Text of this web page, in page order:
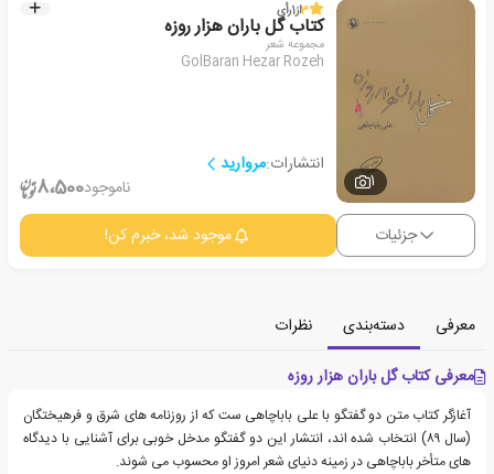
1
3از1رأی
کتاب گل باران هزار روزه
مجموعه شعر
GolBaran Hezar Rozeh
انتشارات:مروارید
ناموجود8،500
جزئیات موجود شد، خبرم کن!
معرفی دسته‌بندی
نظرات
معرفی کتاب گل باران هزار روزه
آغازگر کتاب متن دو گفتگو با علی باباچاهی ست که از روزنامه های شرق و فرهیختگان
(سال ۸۹) انتخاب شده اند، انتشار این دو گفتگو مدخل خوبی برای آشنایی با دیدگاه
های متأخر باباچاهی در زمینه دنیای شعر امروز او محسوب می شوند.